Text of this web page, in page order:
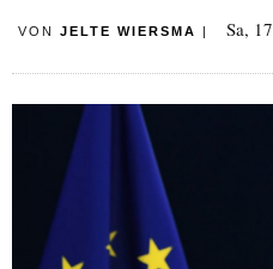
VON JELTE WIERSMA Sa,